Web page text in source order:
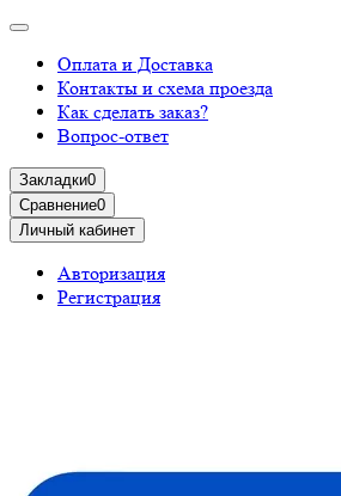
Оплата и Доставка
Контакты и схема проезда
Как сделать заказ?
Вопрос-ответ
Закладки0
Сравнение0
Личный кабинет
Авторизация
Регистрация